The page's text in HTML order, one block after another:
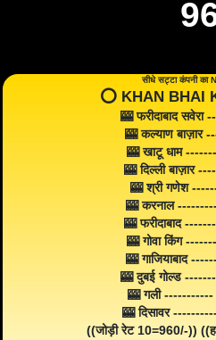
सीधे सट्टा कंपनी का
⭕️ KHAN BHAI
🎰 फरीदाबाद
🎰 कल्याण बाज़ार
🎰 खाटू धाम
🎰 दिल्ली बाज़ार
🎰 श्री गणेश
🎰 करनाल
🎰 फरीदाबाद
🎰 गोवा किंग
🎰 गाजियाबाद
🎰 दुबई गोल्ड
🎰 गली
🎰 दिसावर
((जोड़ी रेट 10=960/-))